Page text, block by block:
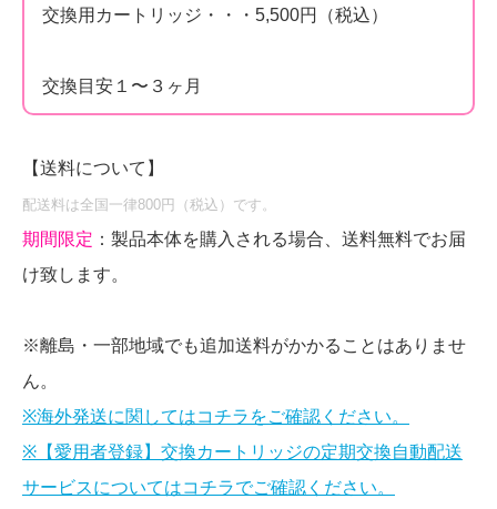
交換用カートリッジ・・・5,500円（税込）
交換目安１〜３ヶ月
【送料について】
配送料は全国一律800円（税込）です。
期間限定 ：製品本体を購入される場合、送料無料でお届
け致します。
※離島・一部地域でも追加送料がかかることはありませ
ん。
※海外発送に関してはコチラをご確認ください。
※【愛用者登録】交換カートリッジの定期交換自動配送
サービスについてはコチラでご確認ください。